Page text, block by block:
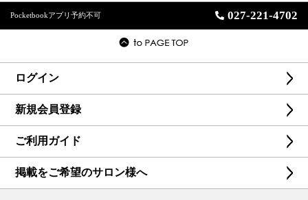
Pocketbookアプリ予約不可 027-221-4702
ログイン
新規会員登録
ご利用ガイド
掲載をご希望のサロン様へ